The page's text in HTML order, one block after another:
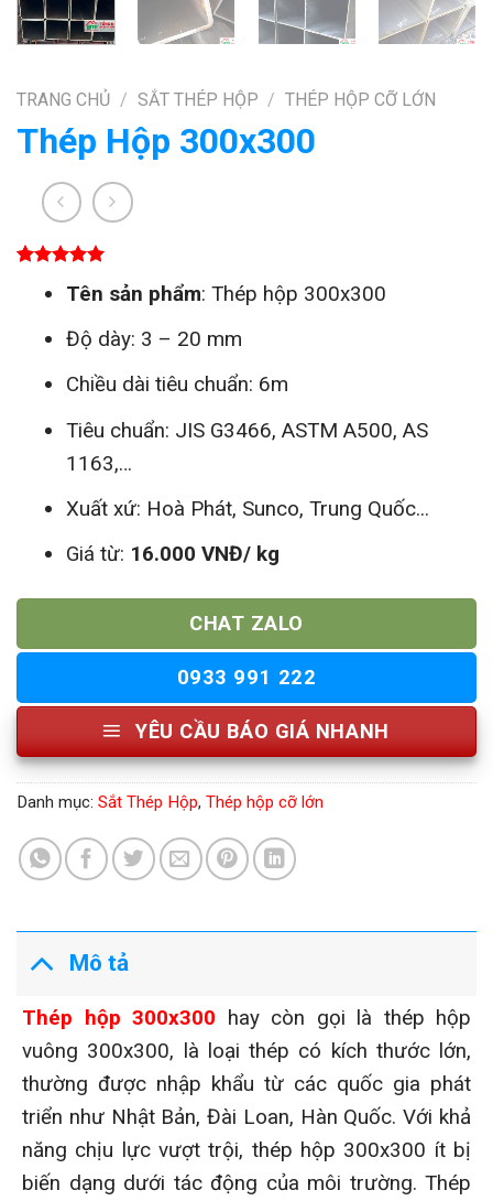
TRANG CHỦ / SẮT THÉP HỘP / THÉP HỘP CỠ LỚN
Thép Hộp 300x300
dựa trênTên sản phẩm: Thép hộp 300x300
Độ dày: 3 – 20 mm
Chiều dài tiêu chuẩn: 6m
Tiêu chuẩn: JIS G3466, ASTM A500, AS
1163,…
Xuất xứ: Hoà Phát, Sunco, Trung Quốc...
Giá từ: 16.000 VNĐ/ kg
CHAT ZALO
0933 991 222
YÊU CẦU BÁO GIÁ NHANH
Danh mục: Sắt Thép Hộp, Thép hộp cỡ lớn
Mô tả
Thép hộp 300x300 hay còn gọi là thép hộp
vuông 300x300, là loại thép có kích thước lớn,
thường được nhập khẩu từ các quốc gia phát
triển như Nhật Bản, Đài Loan, Hàn Quốc. Với khả
năng chịu lực vượt trội, thép hộp 300x300 ít bị
biến dạng dưới tác động của môi trường. Thép